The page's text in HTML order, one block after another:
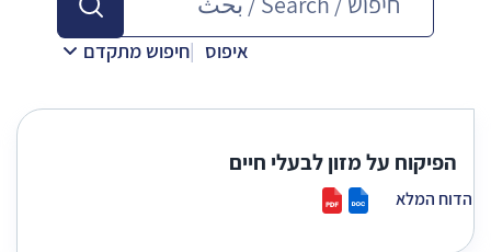
איפוס חיפוש מתקדם
הפיקוח על מזון לבעלי חיים
הדוח המלא